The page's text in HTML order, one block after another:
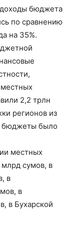
бюджета
по сравнению
на 35%.
2,2 трлн
регионов из
бюджеты было
местных
сумов, в
в
в
в Бухарской